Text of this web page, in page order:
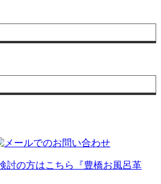
討の方はこちら『豊橋お風呂革